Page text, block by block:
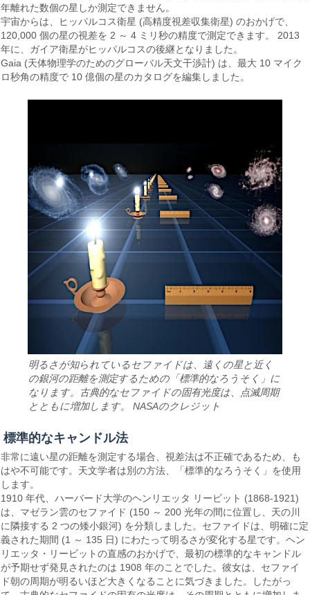
年離れた数個の星しか測定できません。
宇宙からは、ヒッパルコス衛星 (高精度視差収集衛星) のおかげで、
120,000 個の星の視差を 2 ～ 4 ミリ秒の精度で測定できます。 2013
年に、ガイア衛星がヒッパルコスの後継となりました。
Gaia (天体物理学のためのグローバル天文干渉計) は、最大 10 マイク
ロ秒角の精度で 10 億個の星のカタログを編集しました。
明るさが知られているセファイドは、遠くの星と近く
の銀河の距離を測定するための「標準的なろうそく」に
なります。古典的なセファイドの固有光度は、点滅周期
とともに増加します。 NASAのクレジット
標準的なキャンドル法
非常に遠い星の距離を測定する場合、視差法は不正確であるため、も
はや不可能です。天文学者は別の方法、「標準的なろうそく」を使用
します。
1910 年代、ハーバード大学のヘンリエッタ リービット (1868-1921)
は、マゼラン雲のセファイド (150 ～ 200 光年の間に位置し、天の川
に隣接する 2 つの矮小銀河) を分類しました。セファイドは、明確に定
義された期間 (1 ～ 135 日) にわたって明るさが変化する星です。ヘン
リエッタ・リービットの直感のおかげで、最初の標準的なキャンドル
が予期せず発見されたのは 1908 年のことでした。彼女は、セファイ
ド朝の周期が明るいほど大きくなることに気づきました。したがっ